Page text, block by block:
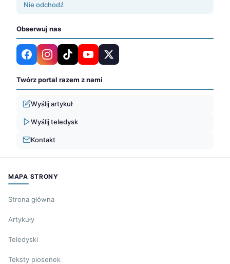
Nie odchodź
Obserwuj nas
Twórz portal razem z nami
Wyślij artykuł
Wyślij teledysk
Kontakt
MAPA STRONY
Strona główna
Artykuły
Teledyski
Teksty piosenek